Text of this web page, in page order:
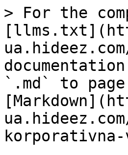
> For the
`.md` to